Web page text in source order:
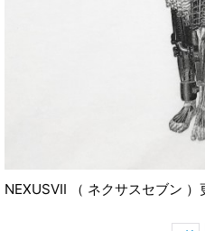
NEXUSVII （ ネクサスセブン